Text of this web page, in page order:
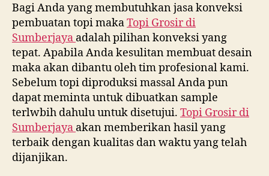
Bagi Anda yang membutuhkan jasa konveksi
pembuatan topi makaTopi Grosir di
Sumberjaya adalah pilihan konveksi yang
tepat. Apabila Anda kesulitan membuat desain
maka akan dibantu oleh tim profesional kami.
Sebelum topi diproduksi massal Anda pun
dapat meminta untuk dibuatkan sample
terlwbih dahulu untuk disetujui. Topi Grosir di
Sumberjaya akan memberikan hasil yang
terbaik dengan kualitas dan waktu yang telah
dijanjikan.